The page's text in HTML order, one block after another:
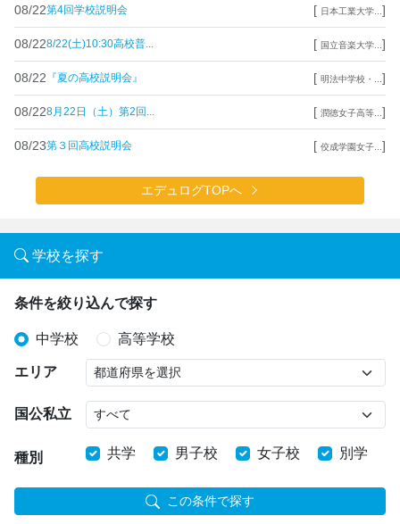
08/22第4回学校説明会 [ 日本工業大学... ]
08/228/22(土)10:30高校普... [ 国立音楽大学... ]
08/22 『夏の高校説明会』 [ 明法中学校・... ]
08/228月22日（土）第2回... [ 潤徳女子高等... ]
08/23第３回高校説明会 [ 佼成学園女子... ]
エデュログTOPへ
学校を探す
条件を絞り込んで探す
中学校 高等学校
エリア
国公私立
種別 共学 男子校 女子校 別学
この条件で探す